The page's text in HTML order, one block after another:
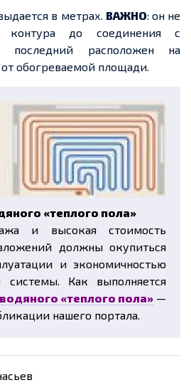
в метрах. ВАЖНО: он не
контура до соединения с
последний расположен на
обогреваемой площади.
«теплого пола»
и высокая стоимость
должны окупиться
и экономичностью
системы. Как выполняется
«теплого пола» —
нашего портала.